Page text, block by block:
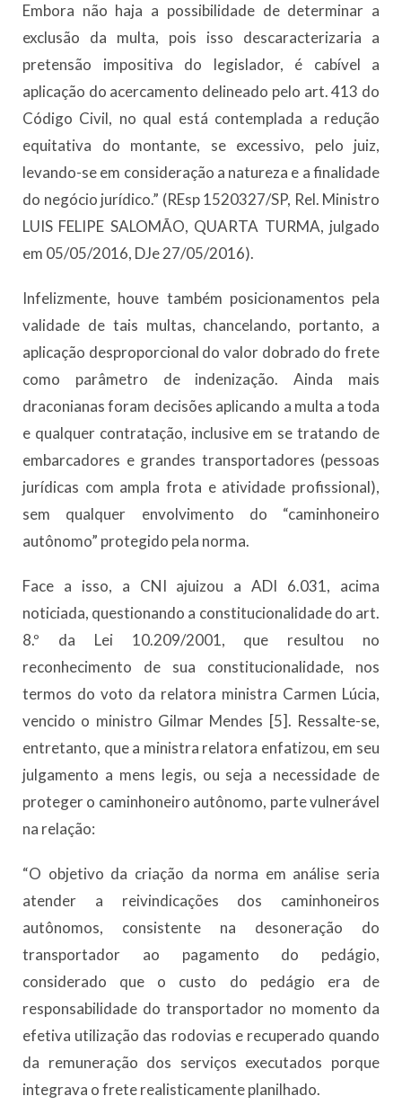
Embora não haja a possibilidade de determinar a
exclusão da multa, pois isso descaracterizaria a
pretensão impositiva do legislador, é cabível a
aplicação do acercamento delineado pelo art. 413 do
Código Civil, no qual está contemplada a redução
equitativa do montante, se excessivo, pelo juiz,
levando-se em consideração a natureza e a finalidade
do negócio jurídico.” (REsp 1520327/SP, Rel. Ministro
LUIS FELIPE SALOMÃO, QUARTA TURMA, julgado
em 05/05/2016, DJe 27/05/2016).
Infelizmente, houve também posicionamentos pela
validade de tais multas, chancelando, portanto, a
aplicação desproporcional do valor dobrado do frete
como parâmetro de indenização. Ainda mais
draconianas foram decisões aplicando a multa a toda
e qualquer contratação, inclusive em se tratando de
embarcadores e grandes transportadores (pessoas
jurídicas com ampla frota e atividade profissional),
sem qualquer envolvimento do “caminhoneiro
autônomo” protegido pela norma.
Face a isso, a CNI ajuizou a ADI 6.031, acima
noticiada, questionando a constitucionalidade do art.
8.º da Lei 10.209/2001, que resultou no
reconhecimento de sua constitucionalidade, nos
termos do voto da relatora ministra Carmen Lúcia,
vencido o ministro Gilmar Mendes [5]. Ressalte-se,
entretanto, que a ministra relatora enfatizou, em seu
julgamento a mens legis, ou seja a necessidade de
proteger o caminhoneiro autônomo, parte vulnerável
na relação:
“O objetivo da criação da norma em análise seria
atender a reivindicações dos caminhoneiros
autônomos, consistente na desoneração do
transportador ao pagamento do pedágio,
considerado que o custo do pedágio era de
responsabilidade do transportador no momento da
efetiva utilização das rodovias e recuperado quando
da remuneração dos serviços executados porque
integrava o frete realisticamente planilhado.